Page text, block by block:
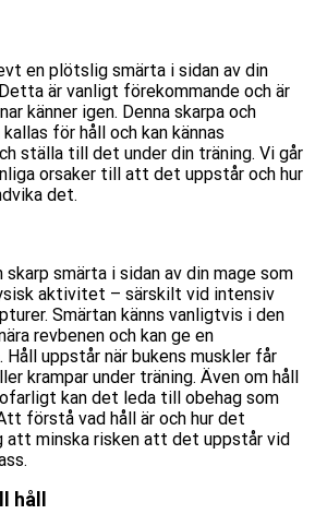
en plötslig smärta i sidan av din
är vanligt förekommande och är
känner igen. Denna skarpa och
kallas för håll och kan kännas
ställa till det under din träning. Vi går
orsaker till att det uppstår och hur
det.
smärta i sidan av din mage som
aktivitet – särskilt vid intensiv
Smärtan känns vanligtvis i den
revbenen och kan ge en
Håll uppstår när bukens muskler får
krampar under träning. Även om håll
kan det leda till obehag som
förstå vad håll är och hur det
att minska risken att det uppstår vid
håll